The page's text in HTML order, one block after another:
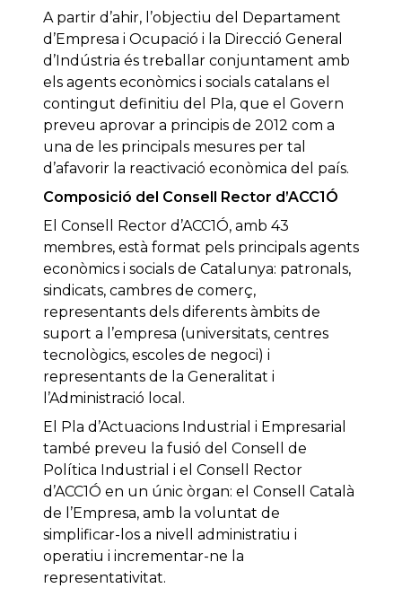
A partir d’ahir, l’objectiu del Departament
d’Empresa i Ocupació i la Direcció General
d’Indústria és treballar conjuntament amb
els agents econòmics i socials catalans el
contingut definitiu del Pla, que el Govern
preveu aprovar a principis de 2012 com a
una de les principals mesures per tal
d’afavorir la reactivació econòmica del país.
Composició del Consell Rector d’ACC1Ó
El Consell Rector d’ACC1Ó, amb 43
membres, està format pels principals agents
econòmics i socials de Catalunya: patronals,
sindicats, cambres de comerç,
representants dels diferents àmbits de
suport a l’empresa (universitats, centres
tecnològics, escoles de negoci) i
representants de la Generalitat i
l’Administració local.
El Pla d’Actuacions Industrial i Empresarial
també preveu la fusió del Consell de
Política Industrial i el Consell Rector
d’ACC1Ó en un únic òrgan: el Consell Català
de l’Empresa, amb la voluntat de
simplificar-los a nivell administratiu i
operatiu i incrementar-ne la
representativitat.